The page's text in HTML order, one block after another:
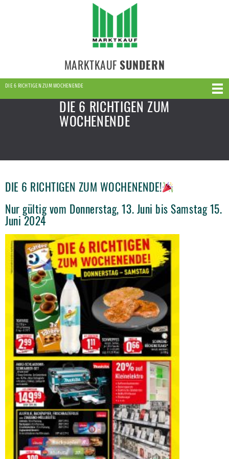
MARKTKAUF SUNDERN
DIE 6 RICHTIGEN ZUM WOCHENENDE
DIE 6 RICHTIGEN ZUM
WOCHENENDE
DIE 6 RICHTIGEN ZUM WOCHENENDE!
Nur gültig vom Donnerstag, 13. Juni bis Samstag 15.
Juni 2024